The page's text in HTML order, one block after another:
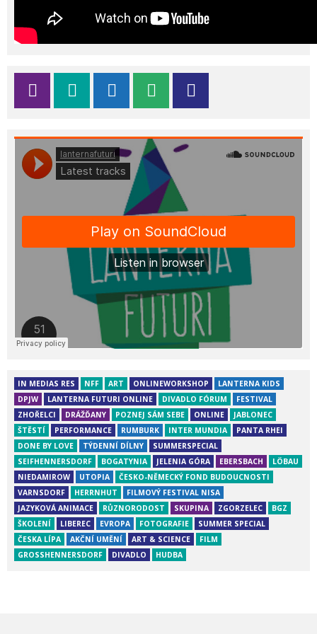
IN MEDIAS RES NFF ART ONLINEWORKSHOP
LANTERNA KIDS
DPJW
LANTERNA FUTURI ONLINE DIVADLO FÓRUM
FESTIVAL
ZHOŘELCI
DRÁŽĎANY POZNEJ SÁM SEBE ONLINE
JABLONEC
ŠTĚSTÍ
PERFORMANCE RUMBURK INTER MUNDIA
PANTA RHEI
DONE BY LOVE
TÝDENNÍ DÍLNY
SUMMERSPECIAL
SEIFHENNERSDORF
BOGATYNIA JELENIA GÓRA EBERSBACH
LÖBAU
NIEDAMIROW
UTOPIA
ČESKO-NĚMECKÝ FOND BUDOUCNOSTI
VARNSDORF
HERRNHUT
FILMOVÝ FESTIVAL NISA
JAZYKOVÁ ANIMACE
RŮZNORODOST SKUPINA ZGORZELEC
BGZ
ŠKOLENÍ
LIBEREC EVROPA FOTOGRAFIE
SUMMER SPECIAL
ČESKA LÍPA
AKČNÍ UMĚNÍ ART & SCIENCE
FILM
GROSSHENNERSDORF
DIVADLO HUDBA